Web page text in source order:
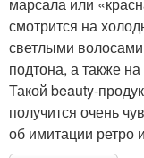
смотрится на
светлыми
подтона, а также
Такой beauty-
получится очень
об имитации ретро